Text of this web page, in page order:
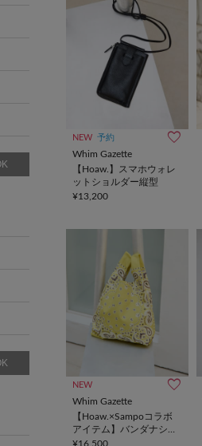
NEW 予約
Whim Gazette
【Hoaw.】スマホウォレ
ットショルダー縦型
¥13,200
NEW
Whim Gazette
【Hoaw.×Sampoコラボ
アイテム】バンダナショ
ッパー
¥16,500